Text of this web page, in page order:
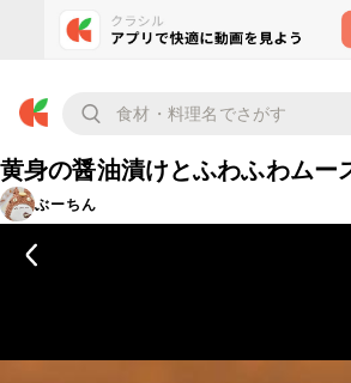
黄身の醤油漬けとふわふわムー
ぶーちん